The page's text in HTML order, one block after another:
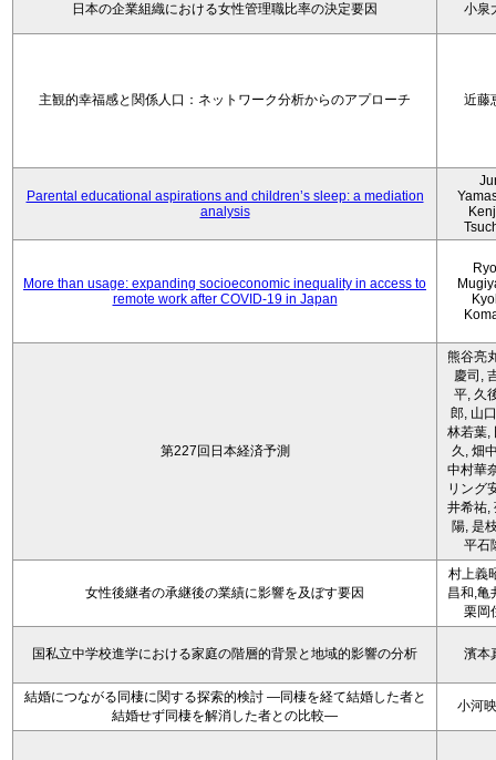
日本の企業組織における女性管理職比率の決定要因 小泉
主観的幸福感と関係人口：ネットワーク分析からのアプローチ 近藤
Parental educational aspirations and children’s sleep: a mediation
analysis
More than usage: expanding socioeconomic inequality in access to
remote work after COVID-19 in Japan
第227回日本経済予測
熊谷亮
慶司,
平, 久
郎, 山
林若葉,
久, 畑
中村華
リング
井希祐,
陽, 是
平石
女性後継者の承継後の業績に影響を及ぼす要因
村上義
昌和,亀
栗岡
国私立中学校進学における家庭の階層的背景と地域的影響の分析 濱本
結婚につながる同棲に関する探索的検討 ―同棲を経て結婚した者と
結婚せず同棲を解消した者との比較―
小河